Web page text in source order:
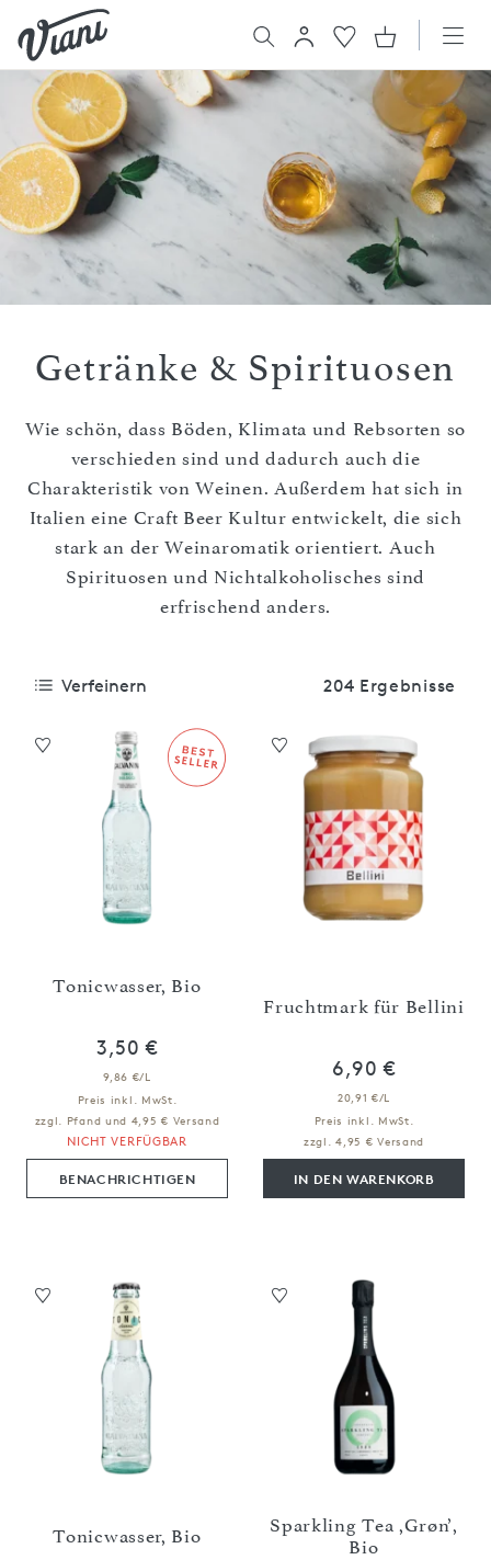
Getränke & Spirituosen
Wie schön, dass Böden, Klimata und Rebsorten so
verschieden sind und dadurch auch die
Charakteristik von Weinen. Außerdem hat sich in
Italien eine Craft Beer Kultur entwickelt, die sich
stark an der Weinaromatik orientiert. Auch
Spirituosen und Nichtalkoholisches sind
erfrischend anders.
Verfeinern 204 Ergebnisse
Tonicwasser, Bio
3,50 €
9,86 €/L
Preis inkl. MwSt.
zzgl. Pfand und 4,95 € Versand
NICHT VERFÜGBAR
BENACHRICHTIGEN
Fruchtmark für Bellini
6,90 €
20,91 €/L
Preis inkl. MwSt.
zzgl. 4,95 € Versand
IN DEN WARENKORB
Tonicwasser, Bio
Sparkling Tea ,Grøn’,
Bio